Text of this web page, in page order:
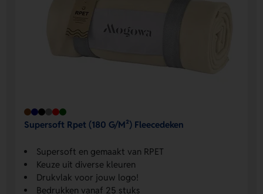
Supersoft Rpet (180 G/M²) Fleecedeken
Supersoft en gemaakt van RPET
Keuze uit diverse kleuren
Drukvlak voor jouw logo!
Bedrukken vanaf 25 stuks